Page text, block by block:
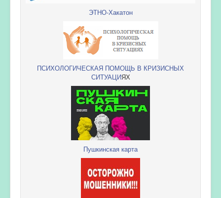
ЭТНО-Хакатон
ПСИХОЛОГИЧЕСКАЯ ПОМОЩЬ В КРИЗИСНЫХ
СИТУАЦИЯХ
Пушкинская карта